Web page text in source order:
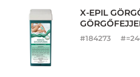
X-EPIL
#184273